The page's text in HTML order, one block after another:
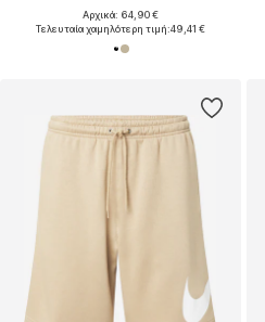
Αρχικά: 64,90 €
Τελευταία χαμηλότερη τιμή:49,41 €